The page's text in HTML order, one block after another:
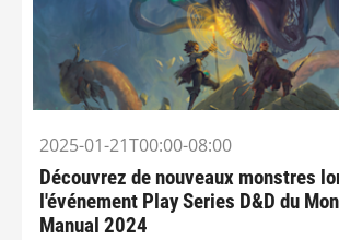
2025-01-21T00:00-08:00
Découvrez de nouveaux monstres
l'événement Play Series D&D du
Manual 2024